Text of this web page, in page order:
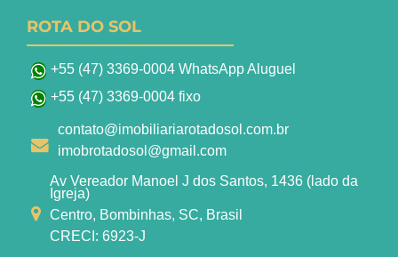
ROTA DO SOL
+55 (47) 3369-0004 WhatsApp Aluguel
+55 (47) 3369-0004 fixo
contato@imobiliariarotadosol.com.br
imobrotadosol@gmail.com
Av Vereador Manoel J dos Santos, 1436 (lado da
Igreja)
Centro, Bombinhas, SC, Brasil
CRECI: 6923-J